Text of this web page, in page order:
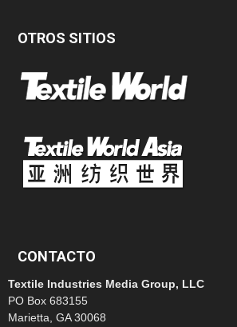
OTROS SITIOS
CONTACTO
Textile Industries Media Group, LLC
PO Box 683155
Marietta, GA 30068